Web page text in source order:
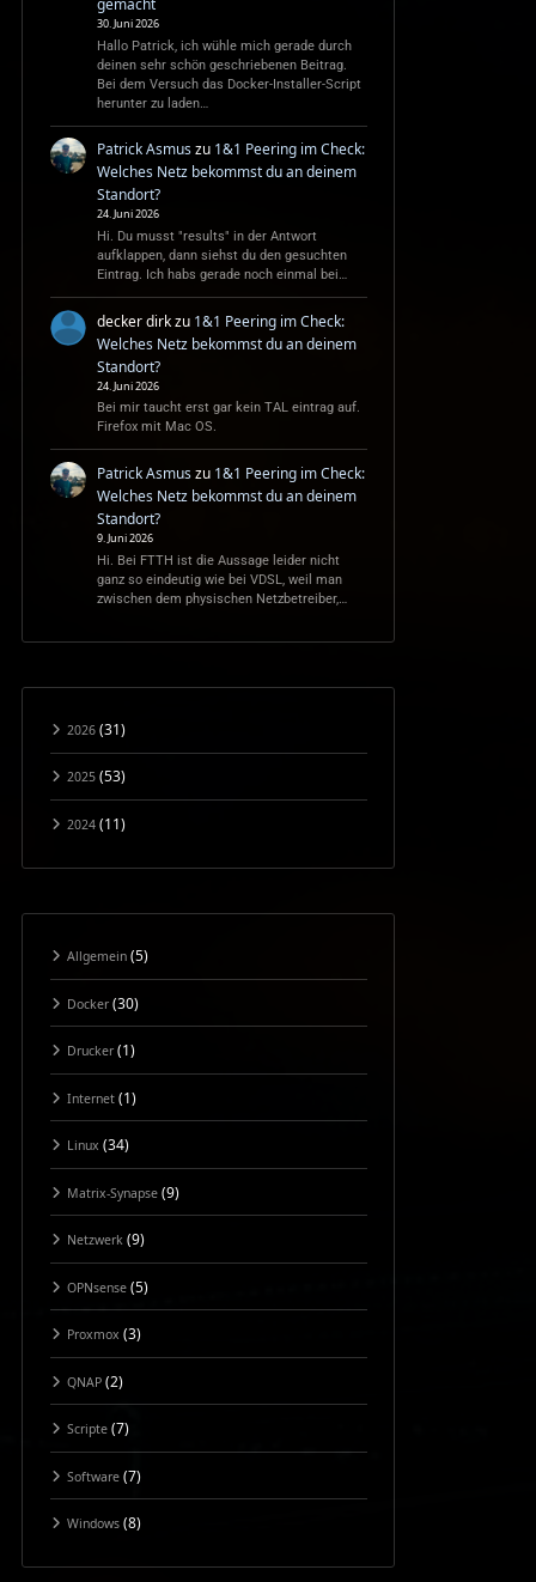
gemacht
30. Juni 2026
Hallo Patrick, ich wühle mich gerade durch
deinen sehr schön geschriebenen Beitrag.
Bei dem Versuch das Docker-Installer-Script
herunter zu laden…
Patrick Asmuszu 1&1 Peering im Check:
Welches Netz bekommst du an deinem
Standort?
24. Juni 2026
Hi. Du musst "results" in der Antwort
aufklappen, dann siehst du den gesuchten
Eintrag. Ich habs gerade noch einmal bei…
decker dirkzu 1&1 Peering im Check:
Welches Netz bekommst du an deinem
Standort?
24. Juni 2026
Bei mir taucht erst gar kein TAL eintrag auf.
Firefox mit Mac OS.
Patrick Asmuszu 1&1 Peering im Check:
Welches Netz bekommst du an deinem
Standort?
9. Juni 2026
Hi. Bei FTTH ist die Aussage leider nicht
ganz so eindeutig wie bei VDSL, weil man
zwischen dem physischen Netzbetreiber,…
2026(31)
2025(53)
2024(11)
Allgemein(5)
Docker(30)
Drucker(1)
Internet(1)
Linux (34)
Matrix-Synapse(9)
Netzwerk(9)
OPNsense(5)
Proxmox (3)
QNAP(2)
Scripte(7)
Software(7)
Windows(8)